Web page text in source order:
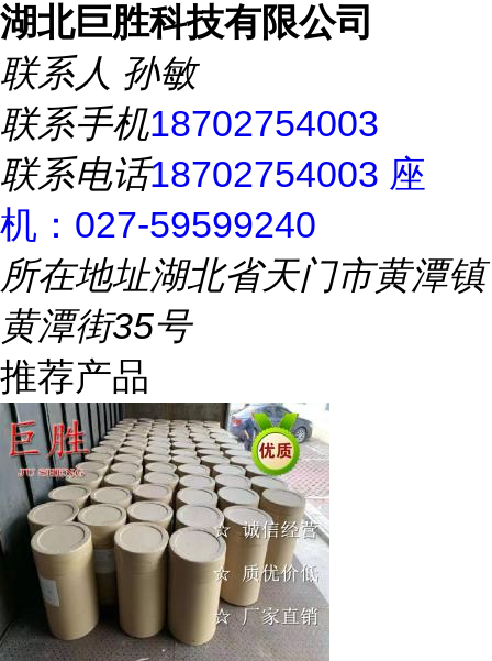
湖北巨胜科技有限公司
联系人 孙敏
联系手机18702754003
联系电话18702754003 座
机：027-59599240
所在地址湖北省天门市黄潭镇
黄潭街35号
推荐产品